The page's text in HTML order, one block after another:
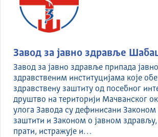
Завод за јавно здравље
Завод за јавно здравље припада
здравственим институцијама које
здравствену заштиту од посебног
друштво на територији Мачванског
улога Завода су дефинисани Законом
заштити и Законом о јавном
прати, истражује и…